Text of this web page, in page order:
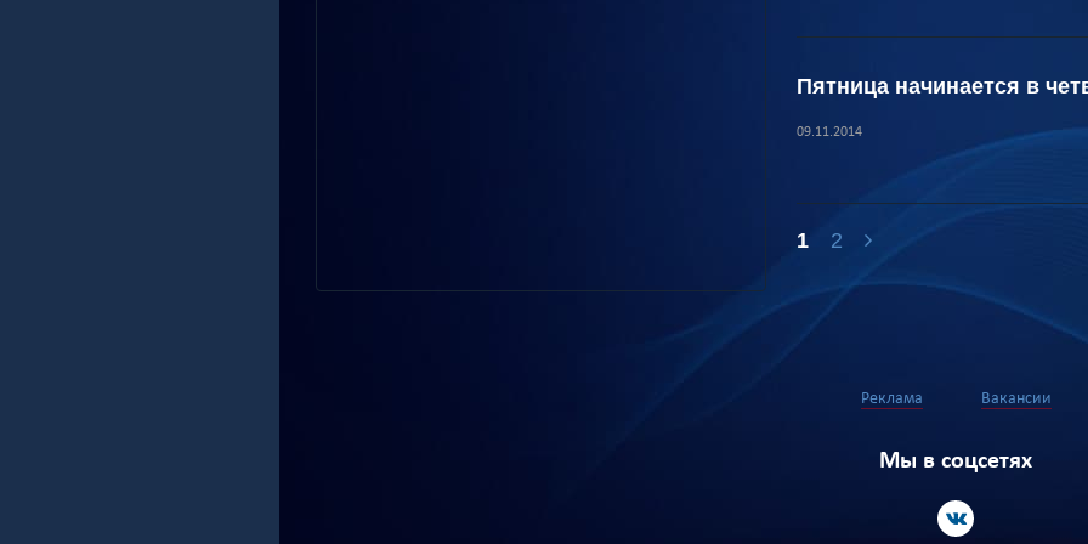
Пятница начинается в
09.11.2014
1 2
Реклама Вакансии
Мы в соцсетях